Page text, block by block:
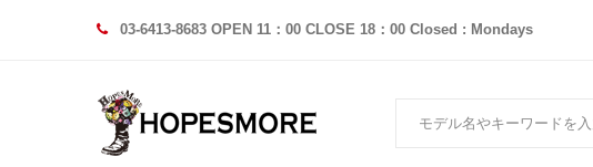
03-6413-8683 OPEN 11：00 CLOSE 18：00 Closed : Mondays